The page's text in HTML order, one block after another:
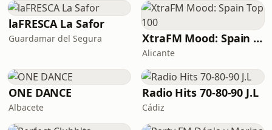
laFRESCA La Safor
Guardamar del Segura XtraFM Mood: Spain Top 100
Alicante
ONE DANCE
Albacete
Radio Hits 70-80-90 J.L
Cádiz